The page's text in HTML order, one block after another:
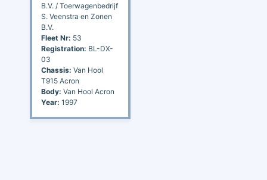
B.V. / Toerwagenbedrijf
S. Veenstra en Zonen
B.V.
Fleet Nr: 53
Registration: BL-DX-
03
Chassis: Van Hool
T915 Acron
Body: Van Hool Acron
Year: 1997